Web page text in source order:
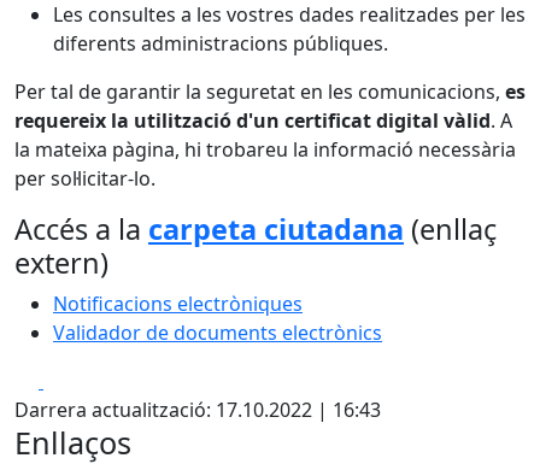
Les consultes a les vostres dades realitzades per les
diferents administracions públiques.
Per tal de garantir la seguretat en les comunicacions, es
requereix la utilització d'un certificat digital vàlid. A
la mateixa pàgina, hi trobareu la informació necessària
per sol·licitar-lo.
Accés a la carpeta ciutadana (enllaç
extern)
Notificacions electròniques
Validador de documents electrònics
Darrera actualització: 17.10.2022 | 16:43
Enllaços